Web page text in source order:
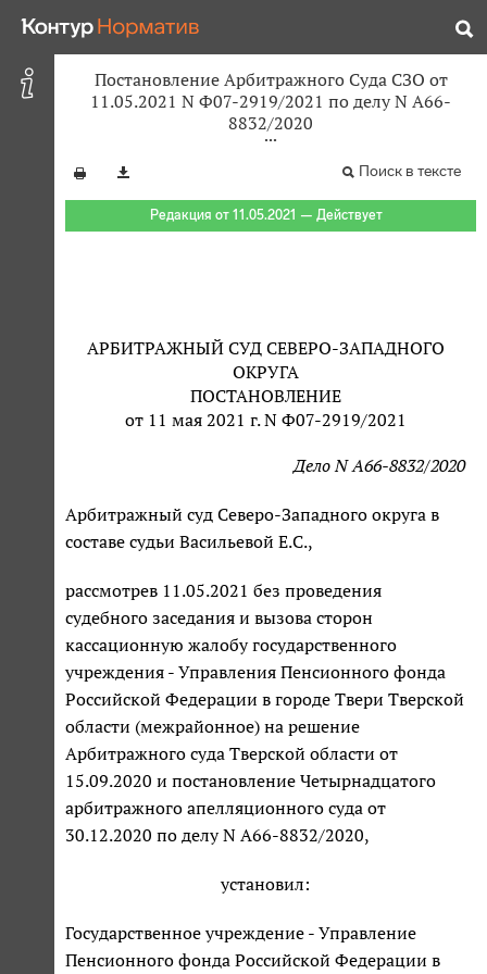
Постановление Арбитражного Суда СЗО от
11.05.2021 N Ф07-2919/2021 по делу N А66-
8832/2020
Поиск в тексте
Редакция от 11.05.2021 — Действует
АРБИТРАЖНЫЙ СУД СЕВЕРО-ЗАПАДНОГО
ОКРУГА
ПОСТАНОВЛЕНИЕ
от 11 мая 2021 г. N Ф07-2919/2021
Дело N А66-8832/2020
Арбитражный суд Северо-Западного округа в
составе судьи Васильевой Е.С.,
рассмотрев 11.05.2021 без проведения
судебного заседания и вызова сторон
кассационную жалобу государственного
учреждения - Управления Пенсионного фонда
Российской Федерации в городе Твери Тверской
области (межрайонное) на решение
Арбитражного суда Тверской области от
15.09.2020 и постановление Четырнадцатого
арбитражного апелляционного суда от
30.12.2020 по делу N А66-8832/2020,
установил:
Государственное учреждение - Управление
Пенсионного фонда Российской Федерации в